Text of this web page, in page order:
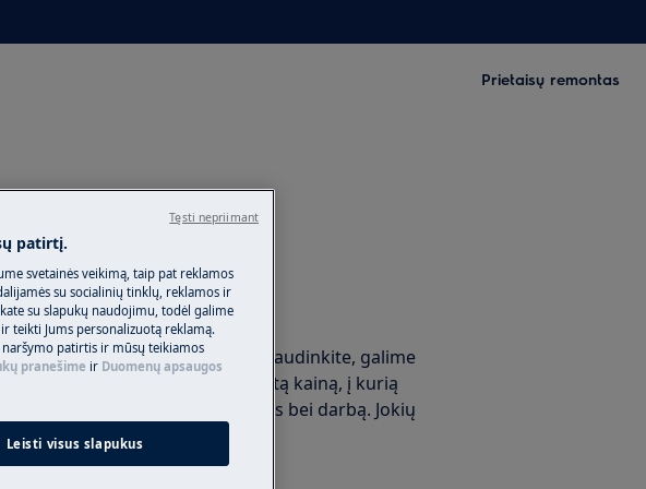
Prietaisų remontas
dureles?
Užsisakykite remontą
Baigėsi prietaiso garantija? Nesijaudinkite, galime
pasirūpinti jo remontu už fiksuotą kainą, į kurią
įeina mokestis už iškvietimą, dalis bei darbą. Jokių
papildomų išlaidų!
patirtį.
svetainės veikimą, taip pat reklamos
su socialinių tinklų, reklamos ir
su slapukų naudojimu, todėl galime
ir teikti Jums personalizuotą reklamą.
naršymo patirtis ir mūsų teikiamos
pranešime ir Duomenų apsaugos
Leisti visus slapukus
Tęsti nepriimant